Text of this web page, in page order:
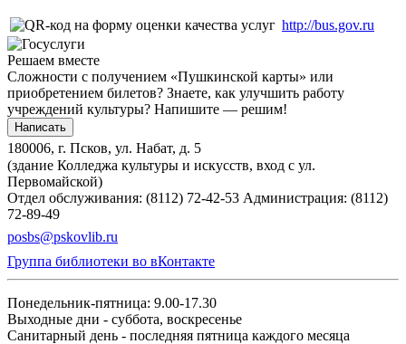
http://bus.gov.ru
Решаем вместе
Сложности с получением «Пушкинской карты» или
приобретением билетов? Знаете, как улучшить работу
учреждений культуры? Напишите — решим!
Написать
180006, г. Псков, ул. Набат, д. 5
(здание Колледжа культуры и искусств, вход с ул.
Первомайской)
Отдел обслуживания: (8112) 72-42-53 Администрация: (8112)
72-89-49
posbs@pskovlib.ru
Группа библиотеки во вКонтакте
Понедельник-пятница: 9.00-17.30
Выходные дни - суббота, воскресенье
Санитарный день - последняя пятница каждого месяца